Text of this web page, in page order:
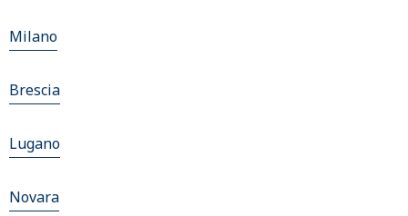
Milano
Brescia
Lugano
Novara